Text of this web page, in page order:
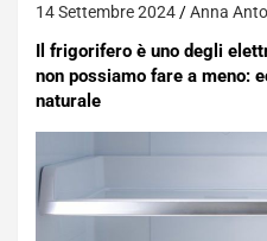
14 Settembre 2024 Anna
Il frigorifero è uno degli
non possiamo fare a meno:
naturale